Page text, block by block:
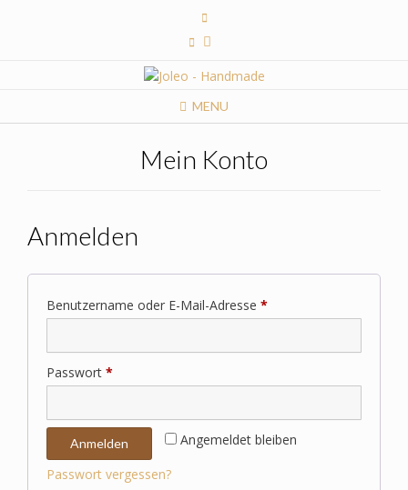
MENU
Mein Konto
Anmelden
Benutzername oder E-Mail-Adresse *
Passwort *
Angemeldet bleiben
Anmelden
Passwort vergessen?